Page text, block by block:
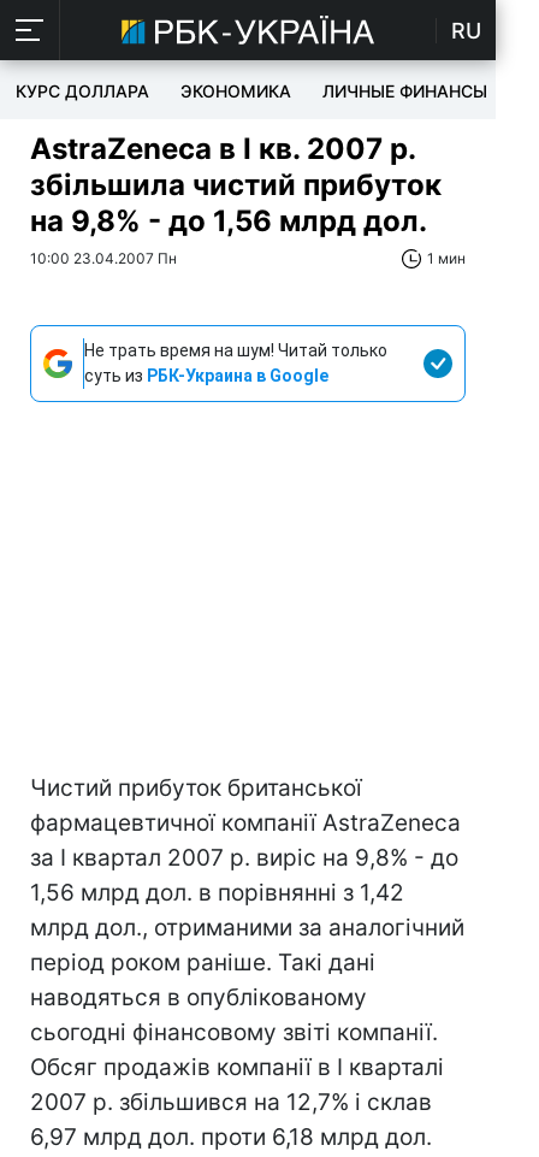
RU
КУРС ДОЛЛАРА ЭКОНОМИКА ЛИЧНЫЕ ФИНАНСЫ
AstraZeneca в I кв. 2007 р.
збільшила чистий прибуток
на 9,8% - до 1,56 млрд дол.
10:00 23.04.2007 Пн 1 мин
Не трать время на шум! Читай только
суть из РБК-Украина в Google
Чистий прибуток британської
фармацевтичної компанії AstraZeneca
за I квартал 2007 р. виріс на 9,8% - до
1,56 млрд дол. в порівнянні з 1,42
млрд дол., отриманими за аналогічний
період роком раніше. Такі дані
наводяться в опублікованому
сьогодні фінансовому звіті компанії.
Обсяг продажів компанії в I кварталі
2007 р. збільшився на 12,7% і склав
6,97 млрд дол. проти 6,18 млрд дол.